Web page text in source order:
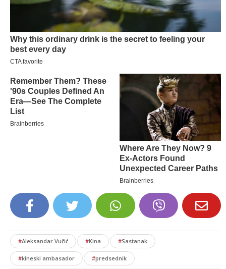
#Aleksandar Vučić #Kina #Sastanak
#kineski ambasador #predsednik